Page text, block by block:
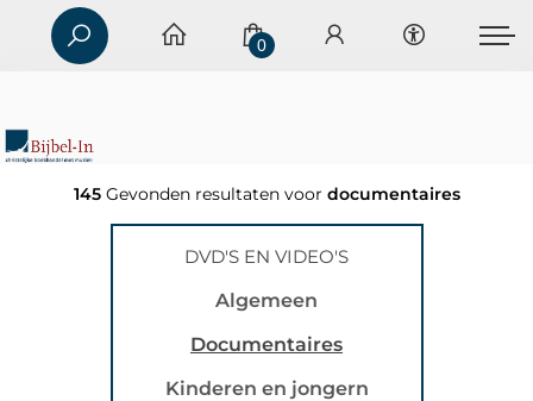
0
145 Gevonden resultaten voor documentaires
DVD'S EN VIDEO'S
Algemeen
Documentaires
Kinderen en jongern